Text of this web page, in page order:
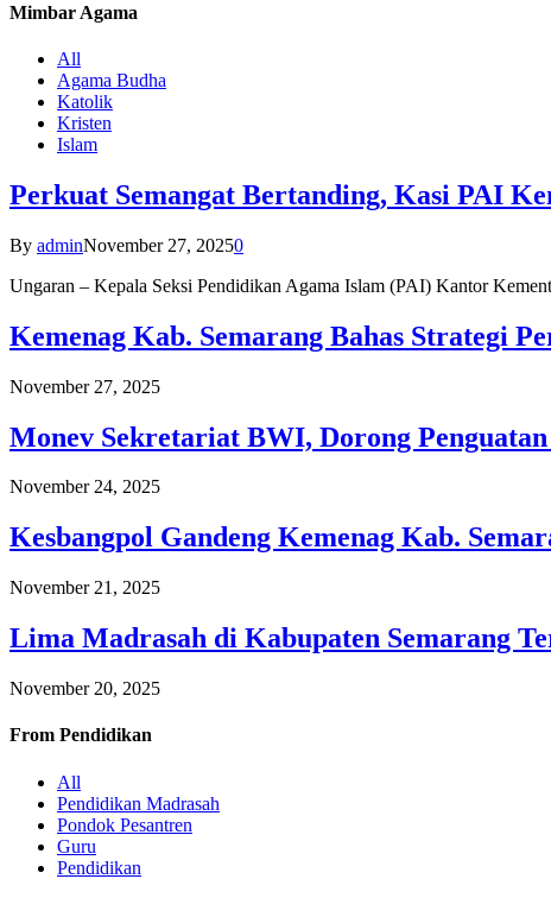
Mimbar Agama
All
Agama Budha
Katolik
Kristen
Islam
Perkuat Semangat Bertanding, Kasi PAI
By adminNovember 27, 20250
Ungaran – Kepala Seksi Pendidikan Agama Islam (PAI) Kantor
Kemenag Kab. Semarang Bahas Strategi
November 27, 2025
Monev Sekretariat BWI, Dorong
November 24, 2025
Kesbangpol Gandeng Kemenag Kab.
November 21, 2025
Lima Madrasah di Kabupaten Semarang
November 20, 2025
From Pendidikan
All
Pendidikan Madrasah
Pondok Pesantren
Guru
Pendidikan